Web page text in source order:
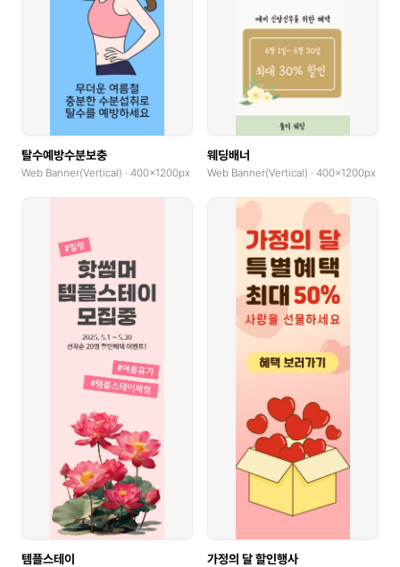
탈수예방수분보충
Web Banner(Vertical) · 400x1200px
웨딩배너
Web Banner(Vertical) · 400x1200px
템플스테이 가정의 달 할인행사